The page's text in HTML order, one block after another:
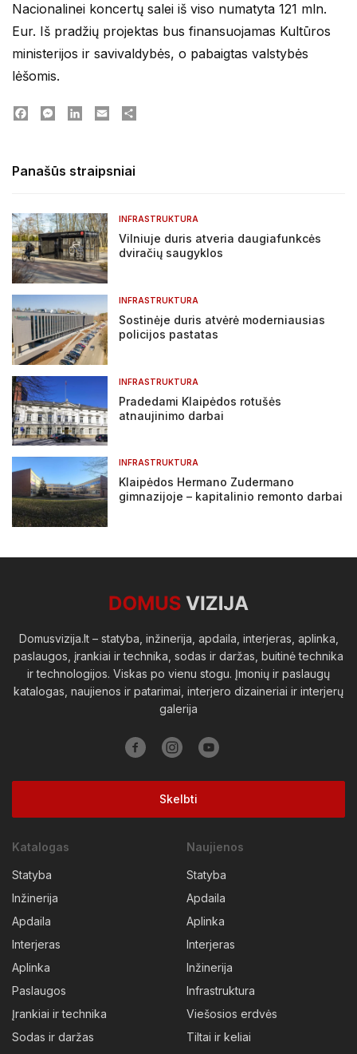
Nacionalinei koncertų salei iš viso numatyta 121 mln.
Eur. Iš pradžių projektas bus finansuojamas Kultūros
ministerijos ir savivaldybės, o pabaigtas valstybės
lėšomis.
FacebookMessengerLinkedInEmail
Panašūs straipsniai
INFRASTRUKTURA
Vilniuje duris atveria daugiafunkcės
dviračių saugyklos
INFRASTRUKTURA
Sostinėje duris atvėrė moderniausias
policijos pastatas
INFRASTRUKTURA
Pradedami Klaipėdos rotušės
atnaujinimo darbai
INFRASTRUKTURA
Klaipėdos Hermano Zudermano
gimnazijoje – kapitalinio remonto darbai
Domusvizija.lt – statyba, inžinerija, apdaila, interjeras, aplinka,
paslaugos, įrankiai ir technika, sodas ir daržas, buitinė technika
ir technologijos. Viskas po vienu stogu. Įmonių ir paslaugų
katalogas, naujienos ir patarimai, interjero dizaineriai ir interjerų
galerija
Skelbti
Katalogas
Statyba
Inžinerija
Apdaila
Interjeras
Aplinka
Paslaugos
Įrankiai ir technika
Sodas ir daržas
Naujienos
Statyba
Apdaila
Aplinka
Interjeras
Inžinerija
Infrastruktura
Viešosios erdvės
Tiltai ir keliai